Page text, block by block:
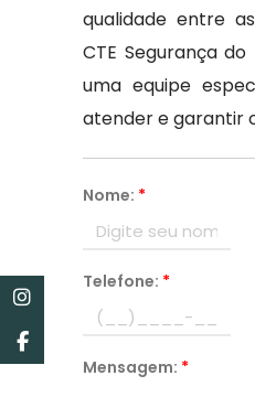
qualidade entre
CTE Segurança
uma equipe
atender e garantir
Nome: *
Telefone: *
Mensagem: *